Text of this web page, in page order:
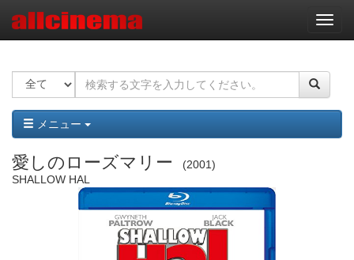
ナ
ビ
ー
ョ
ン
メニュー
愛しのローズマリー
2001
SHALLOW HAL